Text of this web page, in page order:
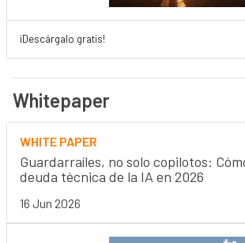
¡Descárgalo gratis!
Whitepaper
WHITE PAPER
Guardarraíles, no solo copilotos:
deuda técnica de la IA en 2026
16 Jun 2026